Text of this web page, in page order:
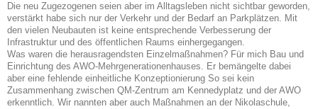
Die neu Zugezogenen seien aber im Alltagsleben nicht sichtbar geworden,
verstärkt habe sich nur der Verkehr und der Bedarf an Parkplätzen. Mit
den vielen Neubauten ist keine entsprechende Verbesserung der
Infrastruktur und des öffentlichen Raums einhergegangen.
Was waren die herausragendsten Einzelmaßnahmen? Für mich Bau und
Einrichtung des AWO-Mehrgenerationenhauses. Er bemängelte dabei
aber eine fehlende einheitliche Konzeptionierung So sei kein
Zusammenhang zwischen QM-Zentrum am Kennedyplatz und der AWO
erkenntlich. Wir nannten aber auch Maßnahmen an der Nikolaschule,